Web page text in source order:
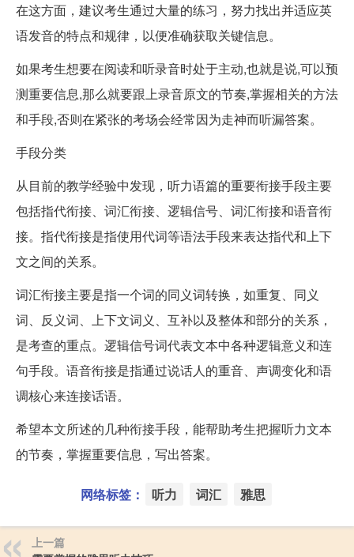
在这方面，建议考生通过大量的练习，努力找出并适应英
语发音的特点和规律，以便准确获取关键信息。
如果考生想要在阅读和听录音时处于主动,也就是说,可以预
测重要信息,那么就要跟上录音原文的节奏,掌握相关的方法
和手段,否则在紧张的考场会经常因为走神而听漏答案。
手段分类
从目前的教学经验中发现，听力语篇的重要衔接手段主要
包括指代衔接、词汇衔接、逻辑信号、词汇衔接和语音衔
接。指代衔接是指使用代词等语法手段来表达指代和上下
文之间的关系。
词汇衔接主要是指一个词的同义词转换，如重复、同义
词、反义词、上下文词义、互补以及整体和部分的关系，
是考查的重点。逻辑信号词代表文本中各种逻辑意义和连
句手段。语音衔接是指通过说话人的重音、声调变化和语
调核心来连接话语。
希望本文所述的几种衔接手段，能帮助考生把握听力文本
的节奏，掌握重要信息，写出答案。
网络标签： 听力 词汇 雅思
上一篇